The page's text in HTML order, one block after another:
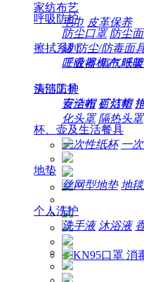
呼吸防护
防尘口罩 防尘
罐 防尘/防毒面
呼吸器 氧气呼
头部防护
安全帽 矿灯帽
化头罩 隔热头罩
家纺布艺
毛巾 皮革保养
擦拭系列
工业擦机布 纸
清洁工具
百洁布 百洁垫
杯、壶及生活餐具
一次性纸杯 一
地垫
丝网型地垫 地
个人洗护
洗手液 沐浴液